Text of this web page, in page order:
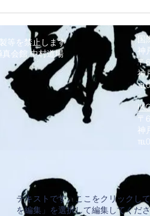
等を禁止します
真会館 中村道場
国
神
〒
神
〒
神
テキストです。ここをクリックし
を編集」を選択して編集してくださ